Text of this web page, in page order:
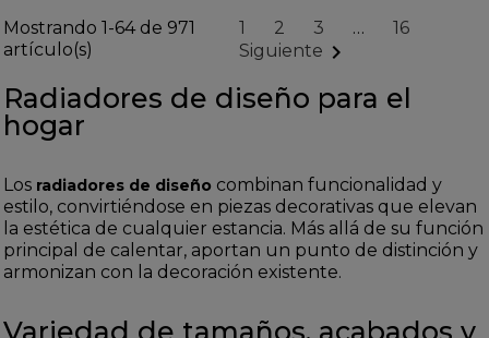
Mostrando 1-64 de 971
artículo(s)
1 2 3 …
16
Siguiente 
Radiadores de diseño para el
hogar
Los radiadores de diseño combinan funcionalidad y
estilo, convirtiéndose en piezas decorativas que elevan
la estética de cualquier estancia. Más allá de su función
principal de calentar, aportan un punto de distinción y
armonizan con la decoración existente.